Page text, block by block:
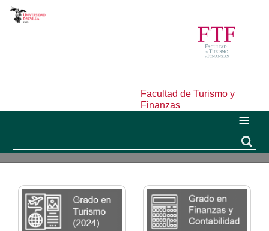
Facultad de Turismo y
Finanzas